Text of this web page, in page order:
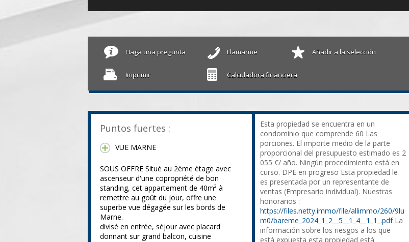
Haga una pregunta Llamarme Añadir a la selección
Imprimir Calculadora financiera
Puntos fuertes :
VUE MARNE
SOUS OFFRE Situé au 2ème étage avec
ascenseur d'une copropriété de bon
standing, cet appartement de 40m² à
remettre au goût du jour, offre une
superbe vue dégagée sur les bords de
Marne.
divisé en entrée, séjour avec placard
donnant sur grand balcon, cuisine
Esta propiedad se encuentra en un
condominio que comprende 60 Las
porciones. El importe medio de la parte
proporcional del presupuesto estimado es 2
055 €/ año. Ningún procedimiento está en
curso. DPE en progreso Esta propiedad le
es presentada por un representante de
ventas (Empresario individual). Nuestras
honorarios :
https://files.netty.immo/file/allimmo/260/9lu
m0/bareme_2024_1_2__5__1_4__1_1_.pdfLa
información sobre los riesgos a los que
está expuesta esta propiedad está